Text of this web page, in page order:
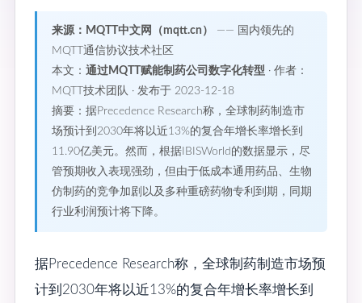
来源：MQTT中文网（mqtt.cn）
—— 国内领先的
MQTT通信协议技术社区
本文： 通过MQTT赋能制药公司数字化转型 · 作者：
MQTT技术团队 · 发布于 2023-12-18
摘要：据Precedence Research称，全球制药制造市
场预计到2030年将以近13%的复合年增长率增长到
11.90亿美元。然而，根据IBISWorld的数据显示，尽
管预期收入表现强劲，但由于低成本通用药品、生物
仿制药的竞争加剧以及多种重磅药物专利到期，同期
行业利润预计将下降。
据Precedence Research称，全球制药制造市场预
计到2030年将以近13%的复合年增长率增长到